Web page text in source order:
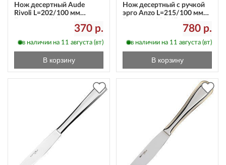
Нож десертный Aude
Rivoli L=202/100 мм
370 р.
в наличии на 11 августа (вт)
В корзину
Нож десертный с ручкой
эрго Anzo L=215/100 мм
780 р.
в наличии на 11 августа (вт)
В корзину